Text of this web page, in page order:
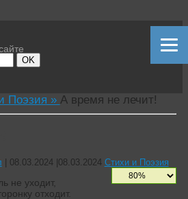
OK
Поэзия » А время не лечит!
| 08.03.2024 |08.03.2024 Стихи и Поэзия
не уходит,
отходит.